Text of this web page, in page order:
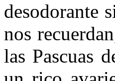
desodorante
nos
las Pascuas